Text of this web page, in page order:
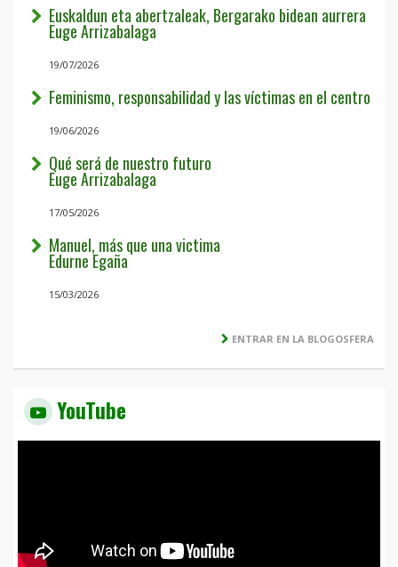
Euskaldun eta abertzaleak, Bergarako bidean aurrera
Euge Arrizabalaga
19/07/2026
Feminismo, responsabilidad y las víctimas en el centro
19/06/2026
Qué será de nuestro futuro
Euge Arrizabalaga
17/05/2026
Manuel, más que una victima
Edurne Egaña
15/03/2026
ENTRAR EN LA BLOGOSFERA
YouTube